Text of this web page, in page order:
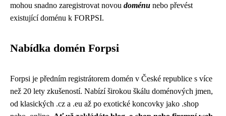
mohou snadno zaregistrovat novou doménu nebo převést
existující doménu k FORPSI.
Nabídka domén Forpsi
Forpsi je předním registrátorem domén v České republice s více
než 20 lety zkušeností. Nabízí širokou škálu doménových jmen,
od klasických .cz a .eu až po exotické koncovky jako .shop